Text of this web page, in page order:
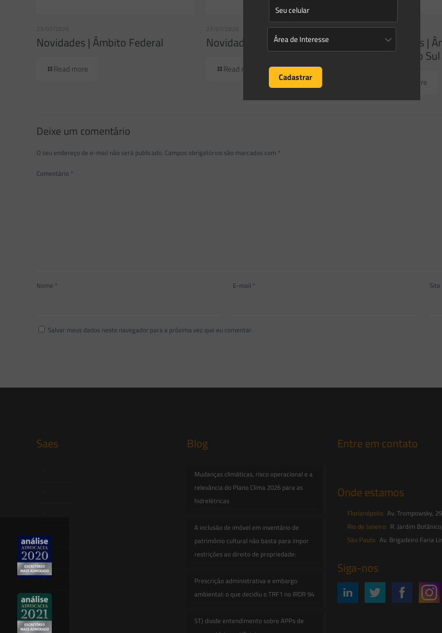
23/07/2026
Novidades | Âmbito Federal
Read more
23/07/2026
Novidades | Âmbito Federal
Read more
23/07/2026
Novidades |
Grande do Sul
Read more
Deixe um comentário
O seu endereço de e-mail não será publicado. Campos obrigatórios são marcados com *
Comentário *
Nome * E-mail * Site
Salvar meus dados neste navegador para a próxima vez que eu comentar.
Saes Blog
Mudanças climáticas, risco operacional e a
relevância do Plano Clima 2026 para as
hidrelétricas
A inclusão de imóvel em inventário de
patrimônio cultural não basta para impor
restrições ao direito de propriedade:
Prescrição administrativa e embargo
ambiental: o que decidiu o TRF1 no IRDR 94
STJ divide entendimento sobre APPs de
Entre em contato
Onde estamos
Florianópolis: Av. Trompowsky,
Rio de Janeiro: R. Jardim
São Paulo: Av. Brigadeiro Faria
Siga-nos